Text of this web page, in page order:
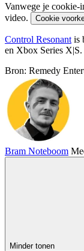
Vanwege je cookie-
video.
Cookie
Control Resonant is
en Xbox Series X|S.
Bron: Remedy
Bram Noteboom
Minder tonen